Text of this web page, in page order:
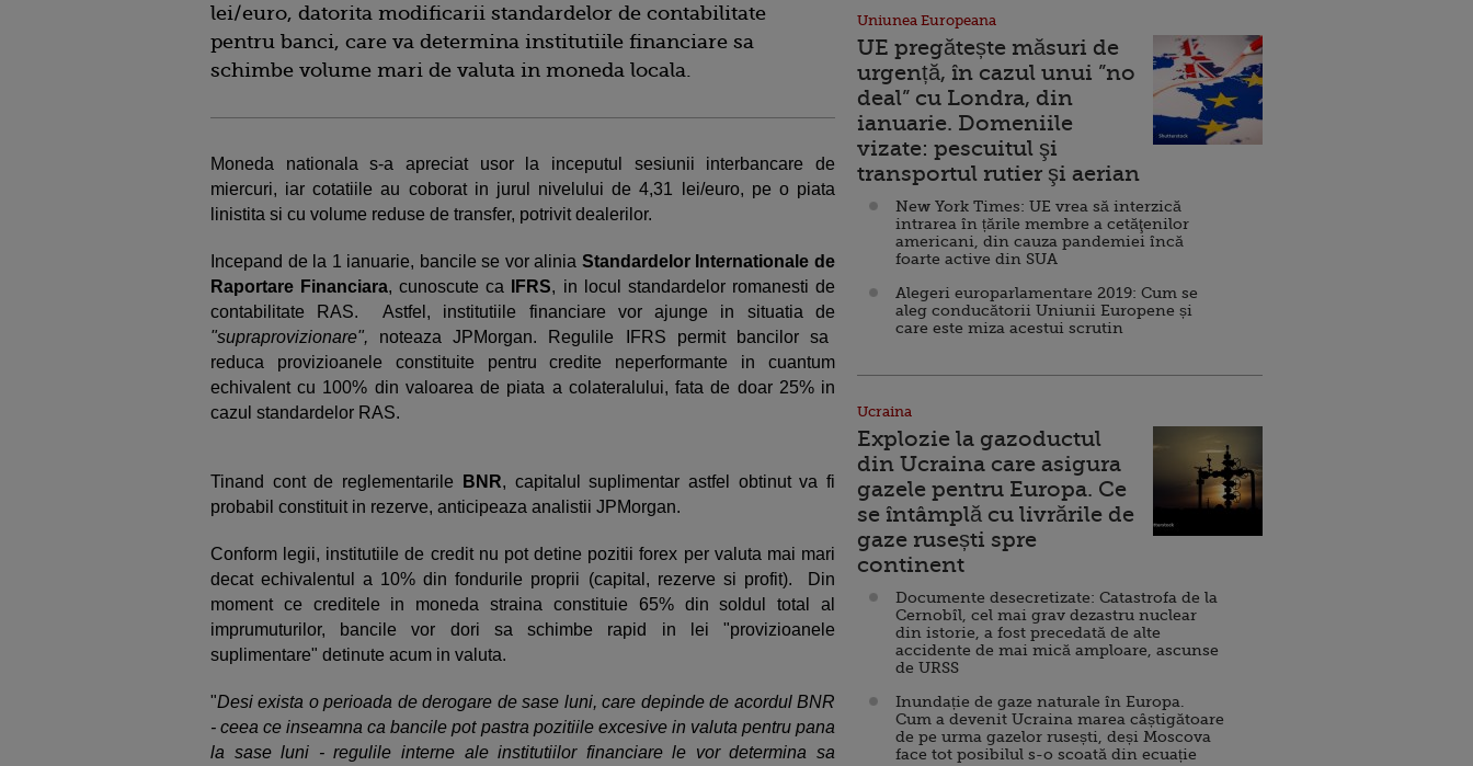
lei/euro, datorita modificarii standardelor de contabilitate
pentru banci, care va determina institutiile financiare sa
schimbe volume mari de valuta in moneda locala.
Moneda nationala s-a apreciat usor la inceputul sesiunii interbancare de
miercuri, iar cotatiile au coborat in jurul nivelului de 4,31 lei/euro, pe o piata
linistita si cu volume reduse de transfer, potrivit dealerilor.
Incepand de la 1 ianuarie, bancile se vor alinia Standardelor Internationale de
Raportare Financiara, cunoscute ca IFRS, in locul standardelor romanesti de
contabilitate RAS. Astfel, institutiile financiare vor ajunge in situatia de
"supraprovizionare", noteaza JPMorgan. Regulile IFRS permit bancilor sa
reduca provizioanele constituite pentru credite neperformante in cuantum
echivalent cu 100% din valoarea de piata a colateralului, fata de doar 25% in
cazul standardelor RAS.
Tinand cont de reglementarile BNR, capitalul suplimentar astfel obtinut va fi
probabil constituit in rezerve, anticipeaza analistii JPMorgan.
Conform legii, institutiile de credit nu pot detine pozitii forex per valuta mai mari
decat echivalentul a 10% din fondurile proprii (capital, rezerve si profit). Din
moment ce creditele in moneda straina constituie 65% din soldul total al
imprumuturilor, bancile vor dori sa schimbe rapid in lei "provizioanele
suplimentare" detinute acum in valuta.
"Desi exista o perioada de derogare de sase luni, care depinde de acordul BNR
- ceea ce inseamna ca bancile pot pastra pozitiile excesive in valuta pentru pana
la sase luni - regulile interne ale institutiilor financiare le vor determina sa
Uniunea Europeana
UE pregătește măsuri de
urgență, în cazul unui ”no
deal” cu Londra, din
ianuarie. Domeniile
vizate: pescuitul şi
transportul rutier şi aerian
New York Times: UE vrea să interzică
intrarea în țările membre a cetăţenilor
americani, din cauza pandemiei încă
foarte active din SUA
Alegeri europarlamentare 2019: Cum se
aleg conducătorii Uniunii Europene și
care este miza acestui scrutin
Ucraina
Explozie la gazoductul
din Ucraina care asigura
gazele pentru Europa. Ce
se întâmplă cu livrările de
gaze rusești spre
continent
Documente desecretizate: Catastrofa de la
Cernobîl, cel mai grav dezastru nuclear
din istorie, a fost precedată de alte
accidente de mai mică amploare, ascunse
de URSS
Inundație de gaze naturale în Europa.
Cum a devenit Ucraina marea câștigătoare
de pe urma gazelor rusești, deși Moscova
face tot posibilul s-o scoată din ecuație